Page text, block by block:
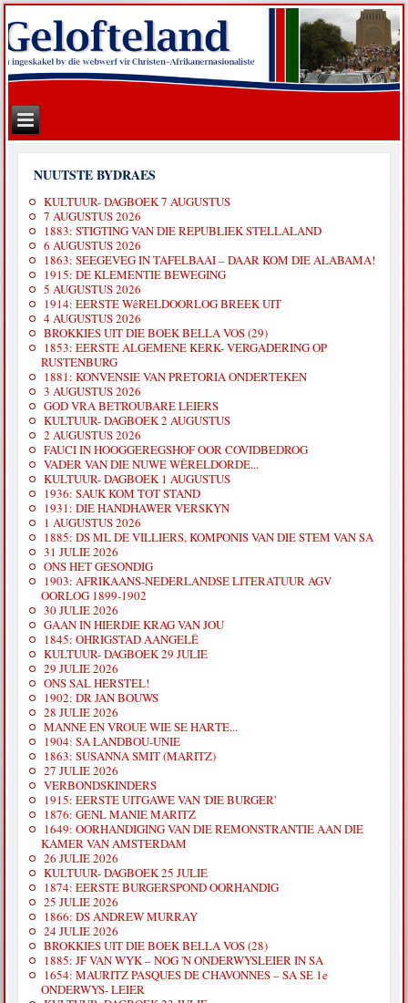
NUUTSTE BYDRAES
KULTUUR- DAGBOEK 7 AUGUSTUS
7 AUGUSTUS 2026
1883: STIGTING VAN DIE REPUBLIEK STELLALAND
6 AUGUSTUS 2026
1863: SEEGEVEG IN TAFELBAAI – DAAR KOM DIE ALABAMA!
1915: DE KLEMENTIE BEWEGING
5 AUGUSTUS 2026
1914: EERSTE WêRELDOORLOG BREEK UIT
4 AUGUSTUS 2026
BROKKIES UIT DIE BOEK BELLA VOS (29)
1853: EERSTE ALGEMENE KERK- VERGADERING OP
RUSTENBURG
1881: KONVENSIE VAN PRETORIA ONDERTEKEN
3 AUGUSTUS 2026
GOD VRA BETROUBARE LEIERS
KULTUUR- DAGBOEK 2 AUGUSTUS
2 AUGUSTUS 2026
FAUCI IN HOOGGEREGSHOF OOR COVIDBEDROG
VADER VAN DIE NUWE WÊRELDORDE...
KULTUUR- DAGBOEK 1 AUGUSTUS
1936: SAUK KOM TOT STAND
1931: DIE HANDHAWER VERSKYN
1 AUGUSTUS 2026
1885: DS ML DE VILLIERS, KOMPONIS VAN DIE STEM VAN SA
31 JULIE 2026
ONS HET GESONDIG
1903: AFRIKAANS-NEDERLANDSE LITERATUUR AGV
OORLOG 1899-1902
30 JULIE 2026
GAAN IN HIERDIE KRAG VAN JOU
1845: OHRIGSTAD AANGELÊ
KULTUUR- DAGBOEK 29 JULIE
29 JULIE 2026
ONS SAL HERSTEL!
1902: DR JAN BOUWS
28 JULIE 2026
MANNE EN VROUE WIE SE HARTE...
1904: SA LANDBOU-UNIE
1863: SUSANNA SMIT (MARITZ)
27 JULIE 2026
VERBONDSKINDERS
1915: EERSTE UITGAWE VAN 'DIE BURGER'
1876: GENL MANIE MARITZ
1649: OORHANDIGING VAN DIE REMONSTRANTIE AAN DIE
KAMER VAN AMSTERDAM
26 JULIE 2026
KULTUUR- DAGBOEK 25 JULIE
1874: EERSTE BURGERSPOND OORHANDIG
25 JULIE 2026
1866: DS ANDREW MURRAY
24 JULIE 2026
BROKKIES UIT DIE BOEK BELLA VOS (28)
1885: JF VAN WYK – NOG 'N ONDERWYSLEIER IN SA
1654: MAURITZ PASQUES DE CHAVONNES – SA SE 1e
ONDERWYS- LEIER